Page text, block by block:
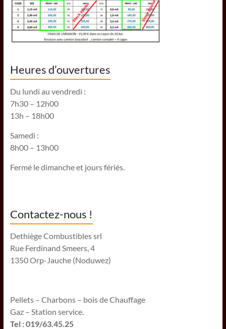
Heures d’ouvertures
Du lundi au vendredi :
7h30 – 12h00
13h – 18h00
Samedi :
8h00 – 13h00
Fermé le dimanche et jours fériés.
Contactez-nous !
Dethiège Combustibles srl
Rue Ferdinand Smeers, 4
1350 Orp-Jauche (Noduwez)
Pellets – Charbons – bois de Chauffage
Gaz – Station service.
Tel : 019/63.45.25